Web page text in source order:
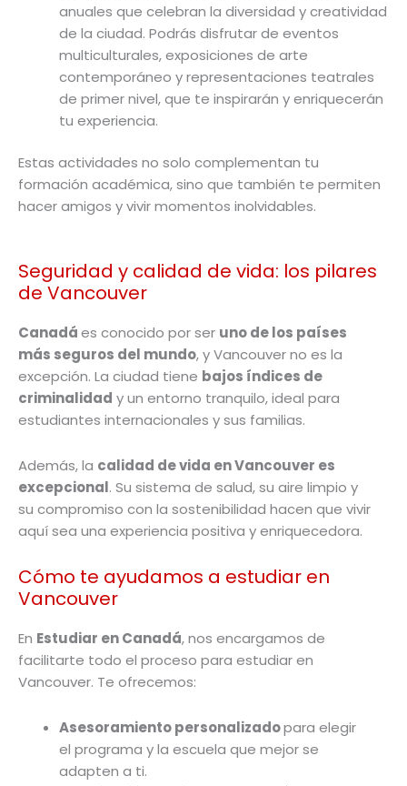
anuales que celebran la diversidad y creatividad
de la ciudad. Podrás disfrutar de eventos
multiculturales, exposiciones de arte
contemporáneo y representaciones teatrales
de primer nivel, que te inspirarán y enriquecerán
tu experiencia.
Estas actividades no solo complementan tu
formación académica, sino que también te permiten
hacer amigos y vivir momentos inolvidables.
Seguridad y calidad de vida: los pilares
de Vancouver
Canadáes conocido por ser uno de los países
más seguros del mundo, y Vancouver no es la
excepción. La ciudad tiene bajos índices de
criminalidad y un entorno tranquilo, ideal para
estudiantes internacionales y sus familias.
Además, la calidad de vida en Vancouver es
excepcional. Su sistema de salud, su aire limpio y
su compromiso con la sostenibilidad hacen que vivir
aquí sea una experiencia positiva y enriquecedora.
Cómo te ayudamos a estudiar en
Vancouver
En Estudiar en Canadá, nos encargamos de
facilitarte todo el proceso para estudiar en
Vancouver. Te ofrecemos:
Asesoramiento personalizadopara elegir
el programa y la escuela que mejor se
adapten a ti.